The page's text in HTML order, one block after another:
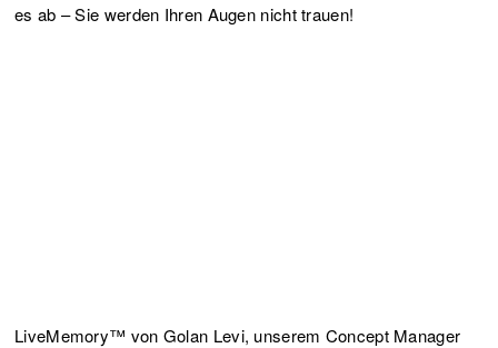
es ab – Sie werden Ihren Augen nicht trauen!
LiveMemory™ von Golan Levi, unserem Concept Manager